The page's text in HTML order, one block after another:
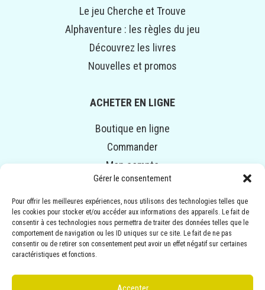
Gérer le consentement
Pour offrir les meilleures expériences, nous utilisons des technologies telles que
les cookies pour stocker et/ou accéder aux informations des appareils. Le fait de
consentir à ces technologies nous permettra de traiter des données telles que le
comportement de navigation ou les ID uniques sur ce site. Le fait de ne pas
consentir ou de retirer son consentement peut avoir un effet négatif sur certaines
caractéristiques et fonctions.
Le jeu Cherche et Trouve
Alphaventure : les règles du jeu
Découvrez les livres
Nouvelles et promos
ACHETER EN LIGNE
Boutique en ligne
Commander
Mon compte
Panier
© COPYRIGHT 2014-2024 ALPHAVENTURE. TOUS DROITS
RÉSERVÉS.
Illustrations :ANNEMARIE BOURGEOIS | Conception :
EMBLÈME COMMUNICATION